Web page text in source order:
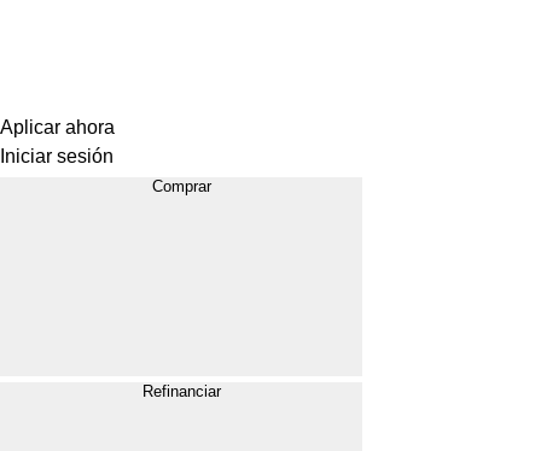
Aplicar ahora
Iniciar sesión
Comprar
Refinanciar